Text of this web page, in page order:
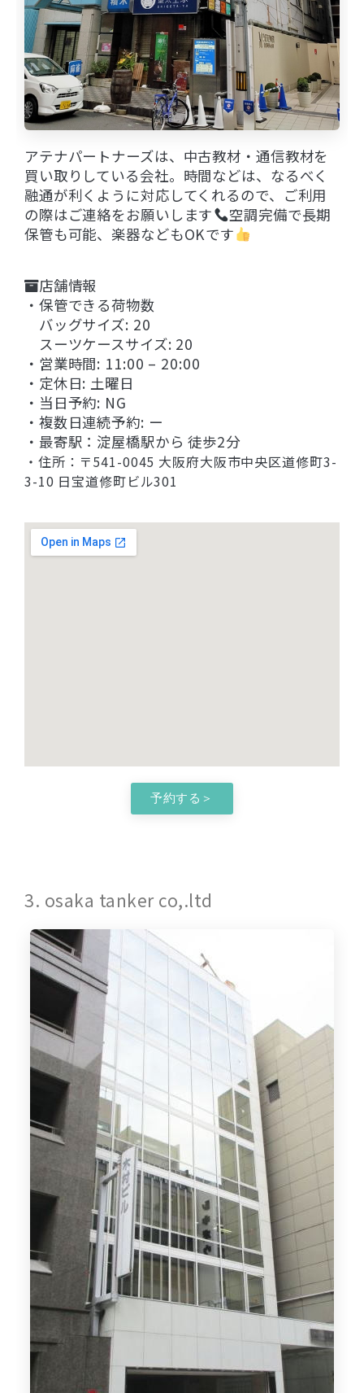
アテナパートナーズは、中古教材・通信教材を
買い取りしている会社。時間などは、なるべく
融通が利くように対応してくれるので、ご利用
の際はご連絡をお願いします
空調完備で長期
保管も可能、楽器などもOKです
店舗情報
・保管できる荷物数
バッグサイズ: 20
スーツケースサイズ: 20
・営業時間: 11:00 – 20:00
・定休日: 土曜日
・当日予約: NG
・複数日連続予約: ー
・最寄駅：淀屋橋駅から 徒歩2分
・住所：〒541-0045 大阪府大阪市中央区道修町3-
3-10 日宝道修町ビル301
予約する＞
3. osaka tanker co,.ltd